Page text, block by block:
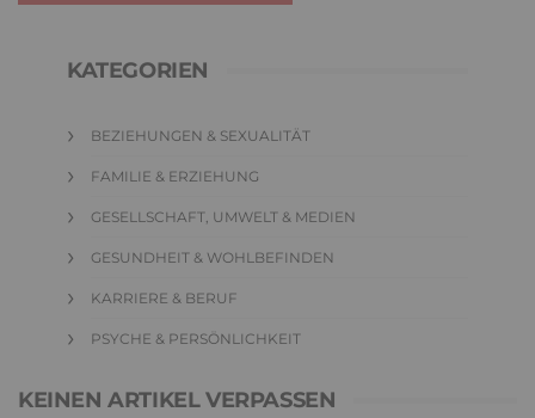
KATEGORIEN
BEZIEHUNGEN & SEXUALITÄT
FAMILIE & ERZIEHUNG
GESELLSCHAFT, UMWELT & MEDIEN
GESUNDHEIT & WOHLBEFINDEN
KARRIERE & BERUF
PSYCHE & PERSÖNLICHKEIT
KEINEN ARTIKEL VERPASSEN